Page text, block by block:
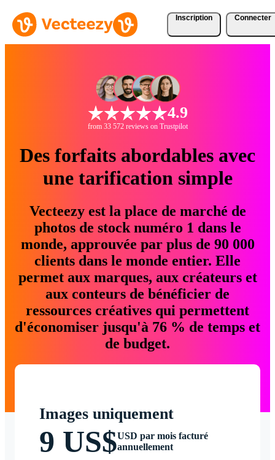
Inscription Connecter
4.9
from 33 572 reviews on Trustpilot
Des forfaits abordables avec
une tarification simple
Vecteezy est la place de marché de
photos de stock numéro 1 dans le
monde, approuvée par plus de 90 000
clients dans le monde entier. Elle
permet aux marques, aux créateurs et
aux conteurs de bénéficier de
ressources créatives qui permettent
d'économiser jusqu'à 76 % de temps et
de budget.
Images uniquement
9 US$USD par mois facturé
annuellement